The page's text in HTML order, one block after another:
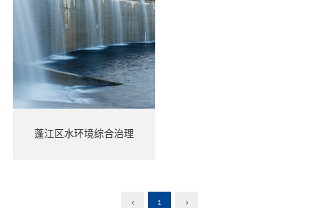
蓬江区水环境综合治理
1